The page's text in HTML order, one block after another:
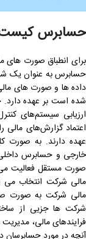
حسابرس کیست
برای انطباق صورت های
حسابرس به عنوان یک
داده ها و صورت های
شده است بر عهده
ارزیابی سیستم‌های
اعتماد گزارش‌های مالی
عهده دارند. به صورت
خارجی و حسابرس
صورت مستقل فعالیت
مالی شرکت انتخاب
مالی شرکت به صورت
شرکت ها جزیی از
فرایندهای مالی،
آنچه در مورد